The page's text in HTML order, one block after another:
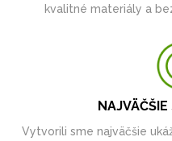
kvalitné materiály a
Vytvorili sme najväčšie